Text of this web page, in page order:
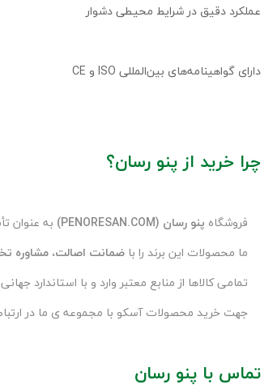
عملکرد دقیق در شرایط محیطی دشوار
دارای گواهینامه‌های بین‌المللی ISO و CE
چرا خرید از پنو رسان؟
فروشگاه پنو رسان (PENORESAN.COM) به عنوان
ما محصولات این برند را با ضمانت اصالت، مشاوره
تمامی کالاها از منابع معتبر وارد و با استاندارد
جهت خرید محصولات آسکو با مجموعه ی ما در
تماس با پنو رسان